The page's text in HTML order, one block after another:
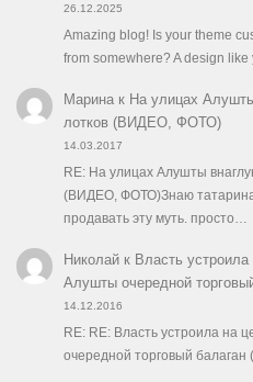
26.12.2025
Amazing blog! Is your theme
from somewhere? A design like
Маринак На улицах
лотков (ВИДЕО, ФОТО)
14.03.2017
RE: На улицах Алушты
(ВИДЕО, ФОТО)Знаю
продавать эту муть. просто…
Николайк Власть
Алушты очередной
14.12.2016
RE: RE: Власть устроила на
очередной торговый